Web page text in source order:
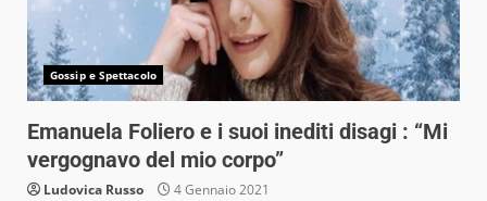
Gossip e Spettacolo
Emanuela Foliero e i suoi inediti disagi : “Mi
vergognavo del mio corpo”
Ludovica Russo 4 Gennaio 2021